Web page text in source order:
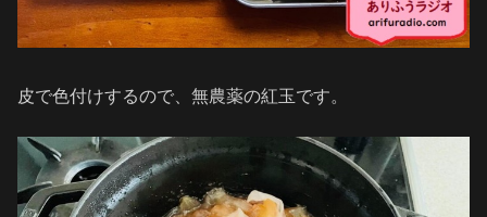
皮で色付けするので、無農薬の紅玉です。